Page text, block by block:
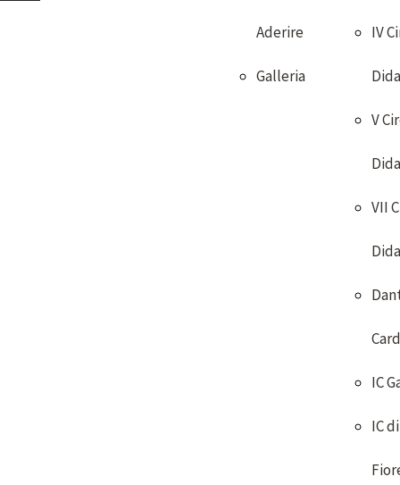
Aderire
Galleria
IV
V
VII
IC
IC di